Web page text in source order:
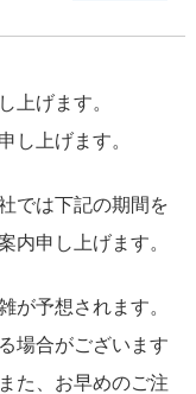
上げます。
し上げます。
では下記の期間を
内申し上げます。
が予想されます。
場合がございます
た、お早めのご注